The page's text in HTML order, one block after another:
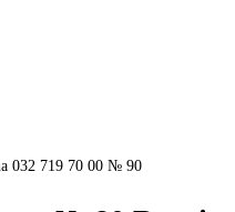
032 719 70 00 № 90